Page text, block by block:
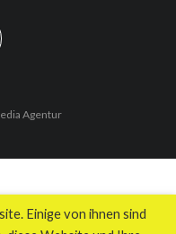
Agentur
Einige von ihnen sind